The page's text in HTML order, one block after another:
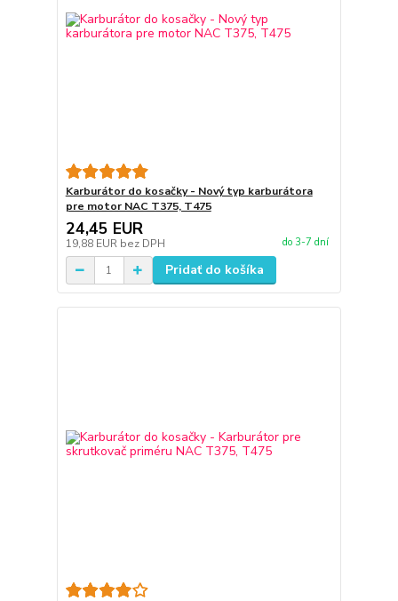
Karburátor do kosačky - Nový typ karburátora
pre motor NAC T375, T475
24,45 EUR
19,88 EUR bez DPH do 3-7 dní
Pridať do košíka